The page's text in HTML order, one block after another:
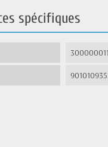
spécifiques